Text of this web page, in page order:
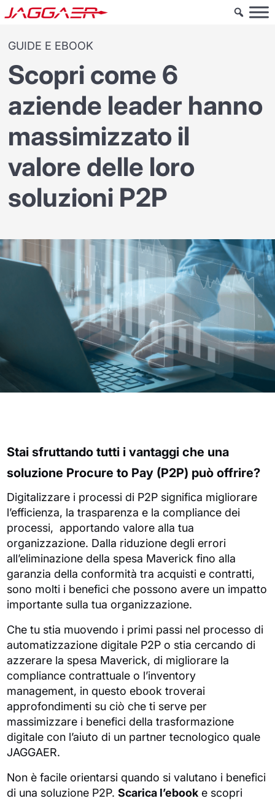
GUIDE E EBOOK
Scopri come 6
aziende leader hanno
massimizzato il
valore delle loro
soluzioni P2P
Stai sfruttando tutti i vantaggi che una
soluzione Procure to Pay (P2P) può offrire?
Digitalizzare i processi di P2P significa migliorare
l’efficienza, la trasparenza e la compliance dei
processi, apportando valore alla tua
organizzazione. Dalla riduzione degli errori
all’eliminazione della spesa Maverick fino alla
garanzia della conformità tra acquisti e contratti,
sono molti i benefici che possono avere un impatto
importante sulla tua organizzazione.
Che tu stia muovendo i primi passi nel processo di
automatizzazione digitale P2P o stia cercando di
azzerare la spesa Maverick, di migliorare la
compliance contrattuale o l’inventory
management, in questo ebook troverai
approfondimenti su ciò che ti serve per
massimizzare i benefici della trasformazione
digitale con l’aiuto di un partner tecnologico quale
JAGGAER.
Non è facile orientarsi quando si valutano i benefici
di una soluzione P2P.Scarica l’ebook e scopri